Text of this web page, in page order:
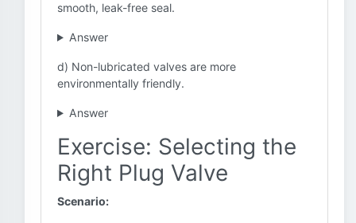
smooth, leak-free seal.
Answer
d) Non-lubricated valves are more
environmentally friendly.
Answer
Exercise: Selecting the
Right Plug Valve
Scenario: